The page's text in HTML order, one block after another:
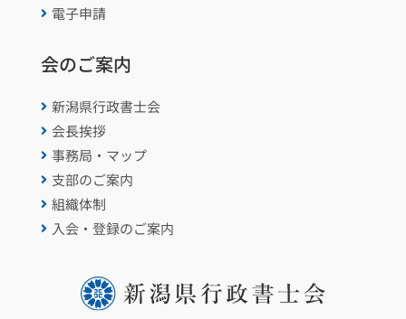
 電子申請
会のご案内
 新潟県行政書士会
 会長挨拶
 事務局・マップ
 支部のご案内
 組織体制
 入会・登録のご案内